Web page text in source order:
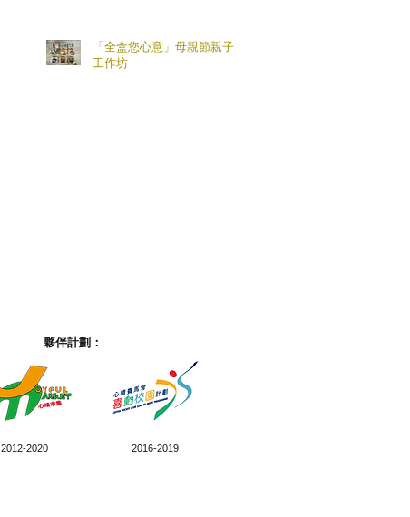
「全盒您心意」母親節親子
工作坊
夥伴計劃：
2012-2020 2016-2019